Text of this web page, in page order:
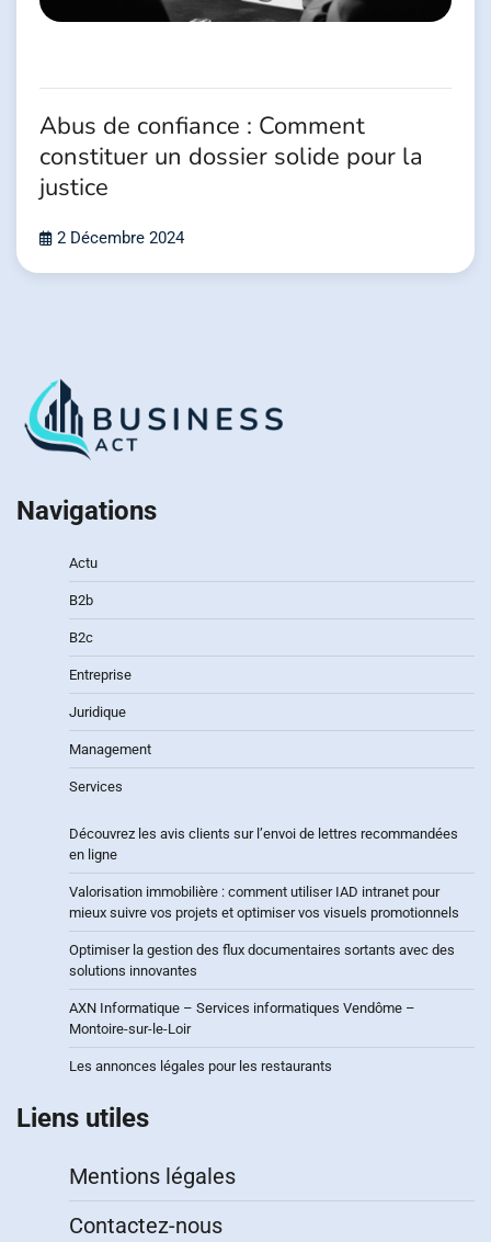
Abus de confiance : Comment
constituer un dossier solide pour la
justice
2 Décembre 2024
Navigations
Actu
B2b
B2c
Entreprise
Juridique
Management
Services
Découvrez les avis clients sur l’envoi de lettres recommandées
en ligne
Valorisation immobilière : comment utiliser IAD intranet pour
mieux suivre vos projets et optimiser vos visuels promotionnels
Optimiser la gestion des flux documentaires sortants avec des
solutions innovantes
AXN Informatique – Services informatiques Vendôme –
Montoire-sur-le-Loir
Les annonces légales pour les restaurants
Liens utiles
Mentions légales
Contactez-nous